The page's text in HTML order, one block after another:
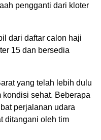
pengganti dari kloter
dari daftar calon haji
15 dan bersedia
yang telah lebih dulu
sehat. Beberapa
perjalanan udara
ditangani oleh tim